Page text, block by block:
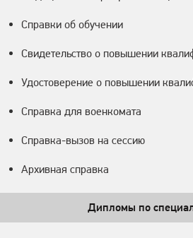
Справки об обучении
Свидетельство о повышении
Удостоверение о повышении
Справка для военкомата
Справка-вызов на сессию
Архивная справка
Дипломы по